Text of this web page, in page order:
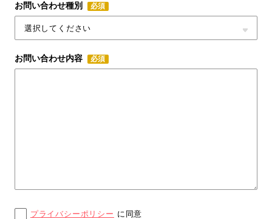
お問い合わせ種別 必須
お問い合わせ内容 必須
プライバシーポリシー に同意